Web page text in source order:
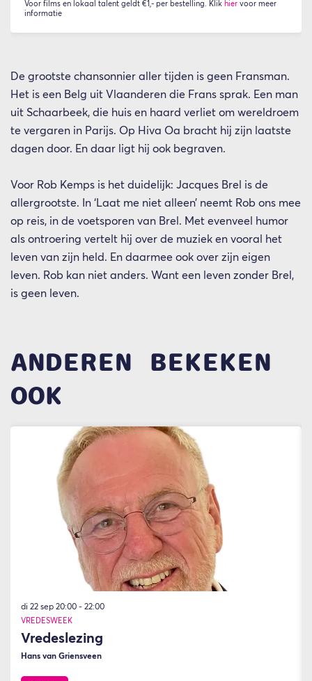
Voor films en lokaal talent geldt €1,- per bestelling. Klik hier voor meer
informatie
De grootste chansonnier aller tijden is geen Fransman.
Het is een Belg uit Vlaanderen die Frans sprak. Een man
uit Schaarbeek, die huis en haard verliet om wereldroem
te vergaren in Parijs. Op Hiva Oa bracht hij zijn laatste
dagen door. En daar ligt hij ook begraven.
Voor Rob Kemps is het duidelijk: Jacques Brel is de
allergrootste. In ‘Laat me niet alleen’ neemt Rob ons mee
op reis, in de voetsporen van Brel. Met evenveel humor
als ontroering vertelt hij over de muziek en vooral het
leven van zijn held. En daarmee ook over zijn eigen
leven. Rob kan niet anders. Want een leven zonder Brel,
is geen leven.
ANDEREN BEKEKEN
OOK
Vredeslezing
Hans van Griensveen
VREDESWEEK
di 22 sep 20:00 - 22:00